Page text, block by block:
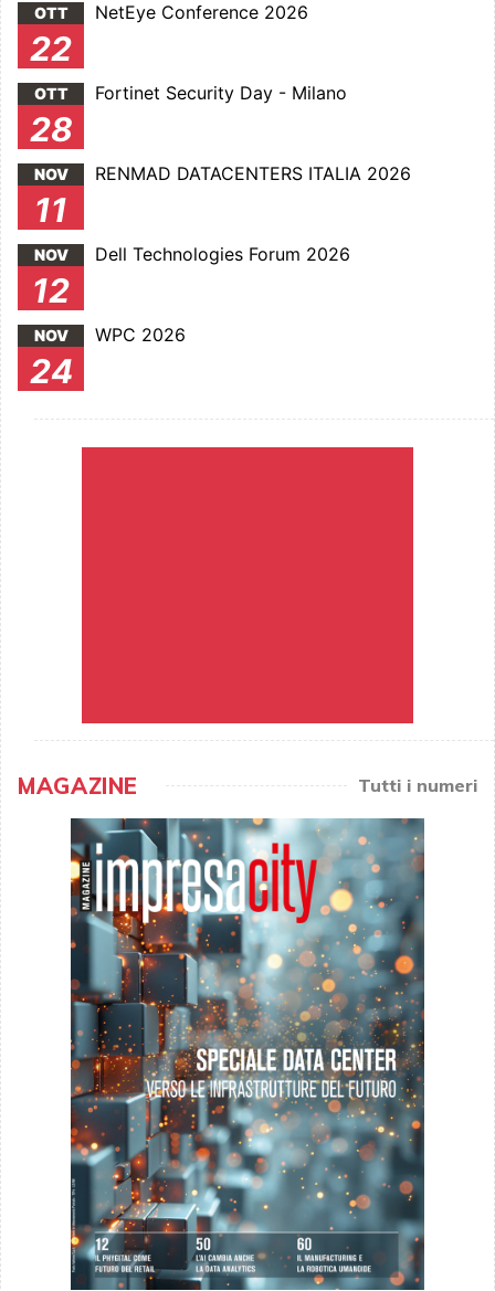
OTT
22
NetEye Conference 2026
OTT
28
Fortinet Security Day - Milano
NOV
11
RENMAD DATACENTERS ITALIA 2026
NOV
12
Dell Technologies Forum 2026
NOV
24
WPC 2026
MAGAZINE Tutti i numeri